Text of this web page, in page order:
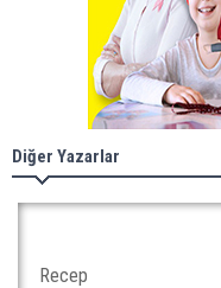
Diğer Yazarlar
Recep